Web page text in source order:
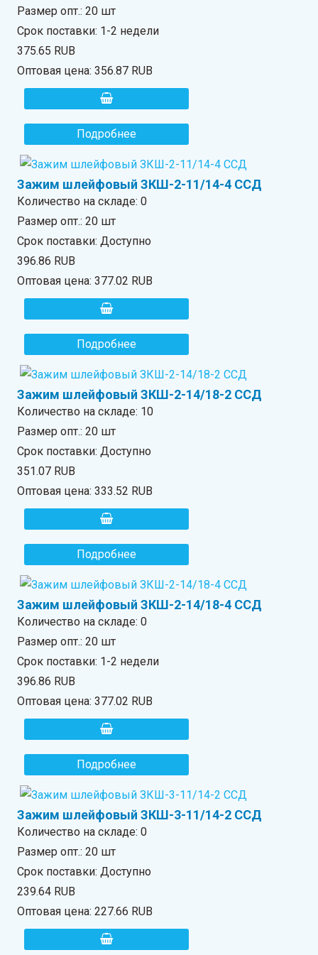
Размер опт.: 20 шт
Срок поставки: 1-2 недели
375.65 RUB
Оптовая цена:356.87 RUB
Подробнее
Зажим шлейфовый ЗКШ-2-11/14-4 ССД
Количество на складе:0
Размер опт.: 20 шт
Срок поставки: Доступно
396.86 RUB
Оптовая цена:377.02 RUB
Подробнее
Зажим шлейфовый ЗКШ-2-14/18-2 ССД
Количество на складе: 10
Размер опт.: 20 шт
Срок поставки: Доступно
351.07 RUB
Оптовая цена:333.52 RUB
Подробнее
Зажим шлейфовый ЗКШ-2-14/18-4 ССД
Количество на складе:0
Размер опт.: 20 шт
Срок поставки: 1-2 недели
396.86 RUB
Оптовая цена:377.02 RUB
Подробнее
Зажим шлейфовый ЗКШ-3-11/14-2 ССД
Количество на складе:0
Размер опт.: 20 шт
Срок поставки: Доступно
239.64 RUB
Оптовая цена:227.66 RUB